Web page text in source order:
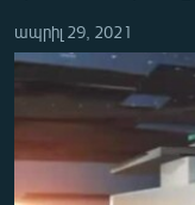
ՏՆՏԵՍՈՒԹՅՈՒՆ
ՂԱՐԱԲԱՂ
ՊԱՏԵՐԱԶՄԻ 6
ՏԱՐԱԾԱՇՐՋԱՆ
ապրիլ 29, 2021
No